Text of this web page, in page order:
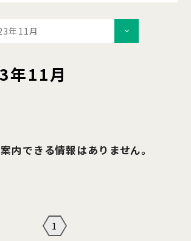
年11月
年11月
内できる情報はありません。
1